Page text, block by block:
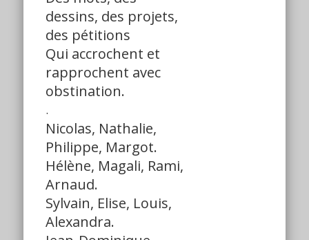
dessins, des projets,
des pétitions
Qui accrochent et
rapprochent avec
obstination.
.
Nicolas, Nathalie,
Philippe, Margot.
Hélène, Magali, Rami,
Arnaud.
Sylvain, Elise, Louis,
Alexandra.